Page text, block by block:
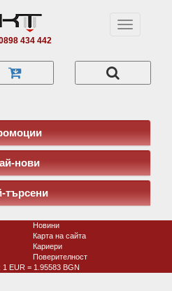
434 442
Toggle
нови
търсени
Новини
Карта на сайта
Кариери
Поверитeлност
1 EUR = 1.95583 BGN